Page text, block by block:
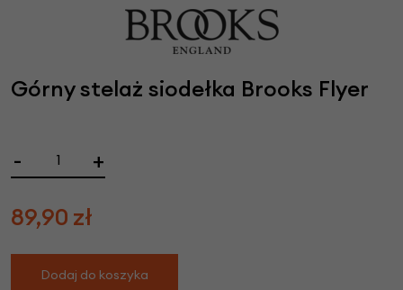
Górny stelaż siodełka Brooks Flyer
- +
89,90 zł
Dodaj do koszyka